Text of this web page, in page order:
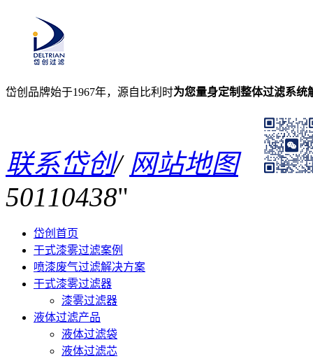
岱创品牌始于1967年，源自比利时为您量身定制整体过滤系统
联系岱创/ 网站地图
50110438
岱创首页
干式漆雾过滤案例
喷漆废气过滤解决方案
干式漆雾过滤器
漆雾过滤器
液体过滤产品
液体过滤袋
液体过滤芯